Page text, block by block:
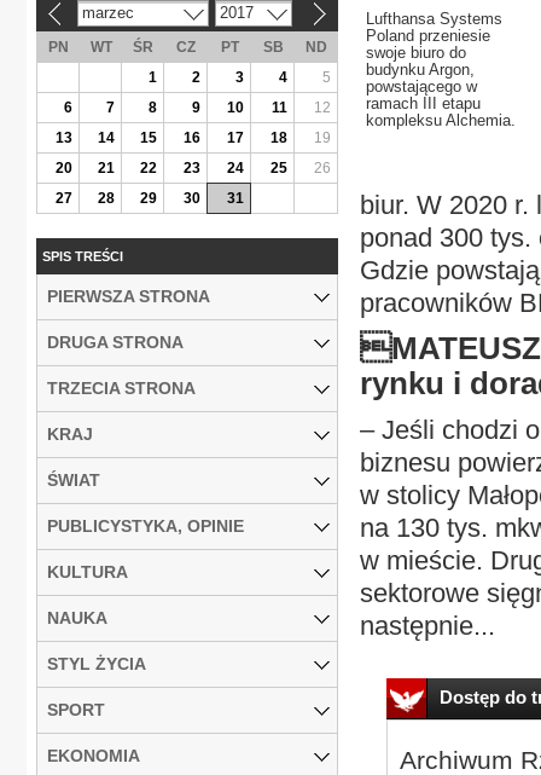
Lufthansa Systems
Poland przeniesie
swoje biuro do
budynku Argon,
powstającego w
ramach III etapu
kompleksu Alchemia.
biur. W 2020
ponad 300
Gdzie
pracowników
rynku i
– Jeśli chodzi
biznesu
w stolicy
na 130 tys.
w mieście.
sektorowe
następnie...
Dostęp do
Archiwum
marzec 2017
PN WT ŚR CZ PT SB
ND
1
2 3 4
5
6
7 8 9 10 11
12
13
14 15 16 17 18
19
20
21 22 23 24 25
26
27
28 29 30 31
SPIS TREŚCI
PIERWSZA STRONA
DRUGA STRONA
TRZECIA STRONA
KRAJ
ŚWIAT
PUBLICYSTYKA, OPINIE
KULTURA
NAUKA
STYL ŻYCIA
SPORT
EKONOMIA